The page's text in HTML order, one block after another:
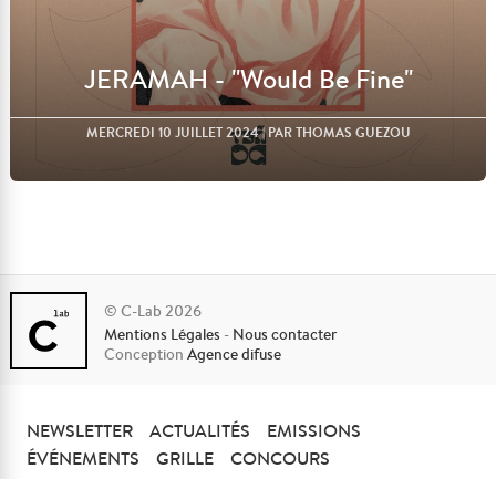
JERAMAH - "Would Be Fine"
MERCREDI 10 JUILLET 2024| PAR THOMAS GUEZOU
Lire l'article
© C-Lab 2026
Mentions Légales - Nous contacter
ConceptionAgence difuse
NEWSLETTER ACTUALITÉS
EMISSIONS
ÉVÉNEMENTS
GRILLE CONCOURS